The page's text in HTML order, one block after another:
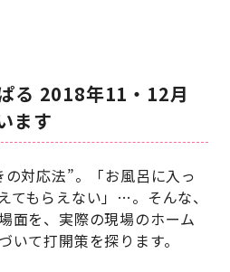
る 2018年11・12月
ます
対応法”。「お風呂に入っ
てもらえない」…。そんな、
面を、実際の現場のホーム
いて打開策を探ります。